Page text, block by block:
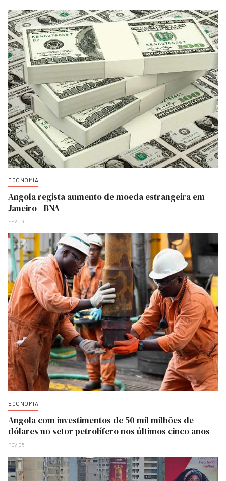
ECONOMIA
Angola regista aumento de moeda estrangeira em
Janeiro - BNA
FEV 09
ECONOMIA
Angola com investimentos de 50 mil milhões de
dólares no setor petrolífero nos últimos cinco anos
FEV 05